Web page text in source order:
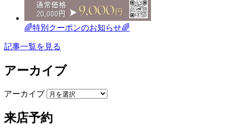
🌈特別クーポンのお知らせ🌈
記事一覧を見る
アーカイブ
アーカイブ
来店予約